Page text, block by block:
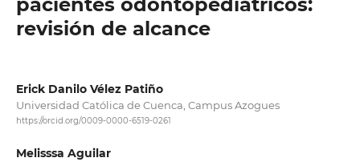
revisión de alcance
Erick Danilo Vélez Patiño
Universidad Católica de Cuenca, Campus Azogues
https://orcid.org/0009-0000-6519-0261
Melisssa Aguilar